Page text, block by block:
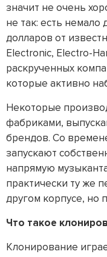
значит не очень
не так: есть
долларов от
Electronic, Electro-
раскрученных
которые активно
Некоторые
фабриками,
брендов. Со
запускают
напрямую
практически ту же
другом корпусе, но
Что такое
Клонирование